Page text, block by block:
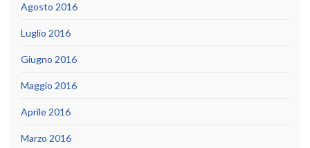
Agosto 2016
Luglio 2016
Giugno 2016
Maggio 2016
Aprile 2016
Marzo 2016